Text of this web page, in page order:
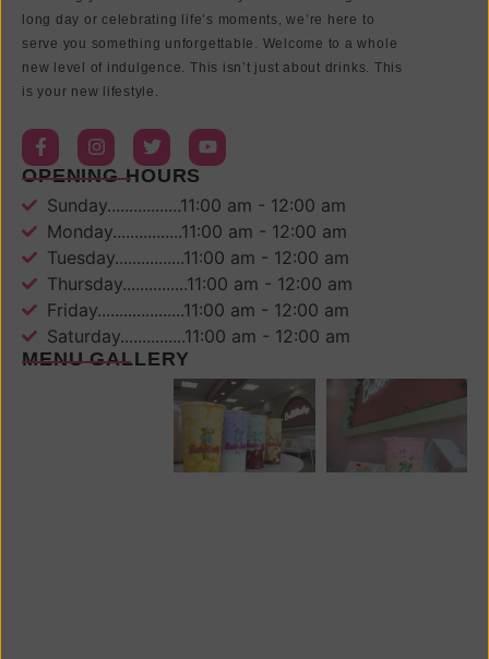
long day or celebrating life’s moments, we’re here to
serve you something unforgettable. Welcome to a whole
new level of indulgence. This isn’t just about drinks. This
is your new lifestyle.
OPENING HOURS
Sunday.................11:00 am - 12:00 am
Monday................11:00 am - 12:00 am
Tuesday................11:00 am - 12:00 am
Thursday...............11:00 am - 12:00 am
Friday....................11:00 am - 12:00 am
Saturday...............11:00 am - 12:00 am
MENU GALLERY